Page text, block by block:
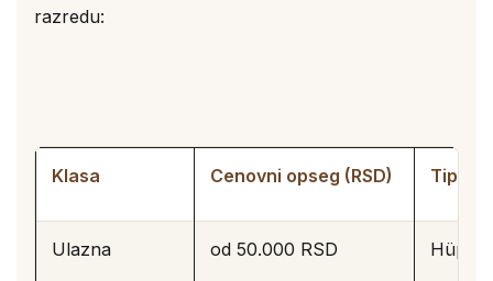
razredu:
Klasa Cenovni opseg (RSD)
Ulazna od 50.000 RSD Hüppe